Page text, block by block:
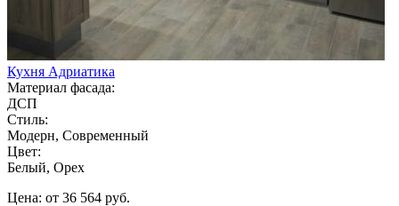
Кухня Адриатика
Материал фасада:
ДСП
Стиль:
Модерн, Современный
Цвет:
Белый, Орех
Цена: от 36 564 руб.